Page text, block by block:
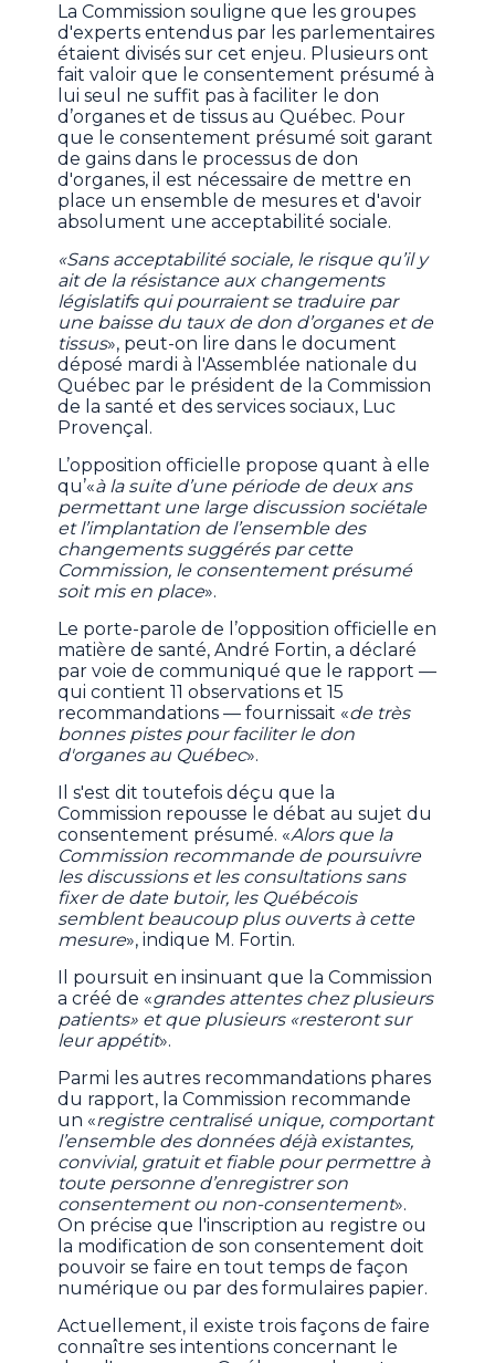
La Commission souligne que les groupes
d'experts entendus par les parlementaires
étaient divisés sur cet enjeu. Plusieurs ont
fait valoir que le consentement présumé à
lui seul ne suffit pas à faciliter le don
d’organes et de tissus au Québec. Pour
que le consentement présumé soit garant
de gains dans le processus de don
d'organes, il est nécessaire de mettre en
place un ensemble de mesures et d'avoir
absolument une acceptabilité sociale.
«Sans acceptabilité sociale, le risque qu’il y
ait de la résistance aux changements
législatifs qui pourraient se traduire par
une baisse du taux de don d’organes et de
tissus», peut-on lire dans le document
déposé mardi à l'Assemblée nationale du
Québec par le président de la Commission
de la santé et des services sociaux, Luc
Provençal.
L’opposition officielle propose quant à elle
qu’«à la suite d’une période de deux ans
permettant une large discussion sociétale
et l’implantation de l’ensemble des
changements suggérés par cette
Commission, le consentement présumé
soit mis en place».
Le porte-parole de l’opposition officielle en
matière de santé, André Fortin, a déclaré
par voie de communiqué que le rapport —
qui contient 11 observations et 15
recommandations — fournissait «de très
bonnes pistes pour faciliter le don
d'organes au Québec».
Il s'est dit toutefois déçu que la
Commission repousse le débat au sujet du
consentement présumé. «Alors que la
Commission recommande de poursuivre
les discussions et les consultations sans
fixer de date butoir, les Québécois
semblent beaucoup plus ouverts à cette
mesure», indique M. Fortin.
Il poursuit en insinuant que la Commission
a créé de «grandes attentes chez plusieurs
patients» et que plusieurs «resteront sur
leur appétit».
Parmi les autres recommandations phares
du rapport, la Commission recommande
un «registre centralisé unique, comportant
l’ensemble des données déjà existantes,
convivial, gratuit et fiable pour permettre à
toute personne d’enregistrer son
consentement ou non-consentement».
On précise que l'inscription au registre ou
la modification de son consentement doit
pouvoir se faire en tout temps de façon
numérique ou par des formulaires papier.
Actuellement, il existe trois façons de faire
connaître ses intentions concernant le